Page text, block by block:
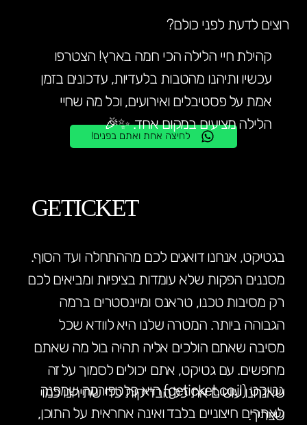
לחיצה אחת ואתם בפנים!
קהילת חיי הלילה הכי חמה בארץ! הצטרפו
עכשיו ותיהנו מהטבות בלעדיות, עדכונים בזמן
אמת על פסטיבלים ואירועים, וכל מה שחיי
הלילה מציעים במקום אחד. ✨🎉
רוצים לדעת לפני כולם?
גטיקט (geticket.co.il) היא פלטפורמה שמפנה
לאתרים חיצוניים בלבד ואינה אחראית על התוכן,
GETICKET
בגטיקט, אנחנו דואגים לכם מההתחלה ועד הסוף.
מסננים הפקות שלא עומדות בציפיות ומביאים לכם
רק מסיבות טכנו, טראנס ומיינסטרים ברמה
הגבוהה ביותר. המטרה שלנו היא לוודא שכל
מסיבה שאתם הולכים אליה תהיה בול מה שאתם
מחפשים. עם גטיקט, אתם יכולים לסמוך על זה
שאנחנו עושים את כל הבדיקות כדי שתיהנו כמו
שצריך.